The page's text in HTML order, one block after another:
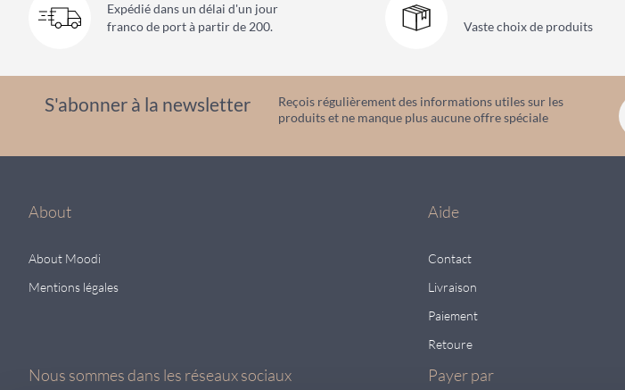
Expédié dans un délai d'un jour
franco de port à partir de 200.
Vaste choixde produits
S'abonner à la newsletter
Reçois régulièrement des informations utiles sur les
produits et ne manque plus aucune offre spéciale
About
About Moodi
Mentions légales
Aide
Contact
Livraison
Paiement
Retoure
Nous sommes dans les réseaux sociaux Payer par